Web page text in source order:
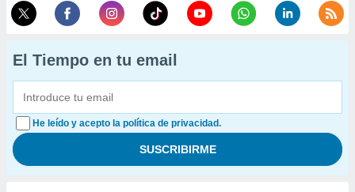
El Tiempo en tu email
He leído y acepto la política de privacidad.